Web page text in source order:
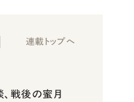
連載トップへ
戦後の蜜月